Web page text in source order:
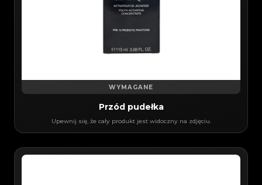
WYMAGANE
Przód pudełka
Upewnij się, że cały produkt jest widoczny na zdjęciu.